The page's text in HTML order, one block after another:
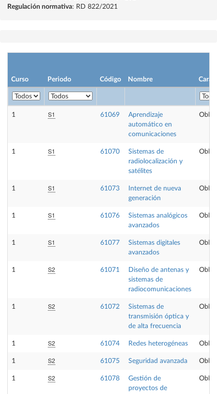
Regulación normativa: RD 822/2021
Curso Periodo Código Nombre
1 S1 61069
Aprendizaje
automático en
comunicaciones
1 S1 61070
Sistemas de
radiolocalización y
satélites
1 S1 61073
Internet de nueva
generación
1 S1 61076
Sistemas analógicos
avanzados
1 S1 61077
Sistemas digitales
avanzados
1 S2 61071
Diseño de antenas y
sistemas de
radiocomunicaciones
1 S2 61072
Sistemas de
transmisión óptica y
de alta frecuencia
1 S2 61074 Redes heterogéneas
1 S2 61075 Seguridad avanzada
1 S2 61078
Gestión de
proyectos de